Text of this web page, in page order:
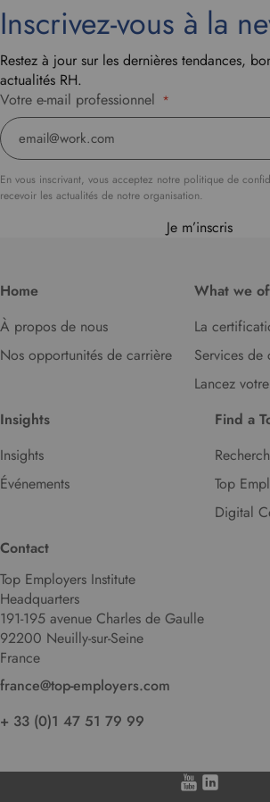
Inscrivez-vous à la
Restez à jour sur les dernières tendances,
actualités RH.
Votre e-mail professionnel *
En vous inscrivant, vous acceptez notre politique de
recevoir les actualités de notre organisation.
Je m’inscris
Home
À propos de nous
Nos opportunités de carrière
What we
La
Services de
Lancez
Insights
Insights
Événements
Find a
Top
Digital
Contact
Top Employers Institute
Headquarters
191-195 avenue Charles de Gaulle
92200 Neuilly-sur-Seine
France
france@top-employers.com
+ 33 (0)1 47 51 79 99